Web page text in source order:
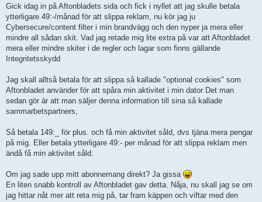
Gick idag in på Aftonbladets sida och fick i nyllet att jag skulle betala
ytterligare 49:-/månad för att slippa reklam, nu kör jag ju
Cybersecure/content filter i min brandvägg och den nyper ja mera eller
mindre all sådan skit. Vad jag retade mig lite extra på var att Aftonbladet
mera eller mindre skiter i de regler och lagar som finns gällande
Integritetsskydd
Jag skall alltså betala för att slippa så kallade "optional cookies" som
Aftonbladet använder för att spåra min aktivitet i min dator Det man
sedan gör är att man säljer denna information till sina så kallade
sammarbetspartners,
Så betala 149:_ för plus. och få min aktivitet såld, dvs tjäna mera pengar
på mig. Eller betala ytterligare 49:- per månad för att slippa reklam men
ändå få min aktivitet såld.
Om jag sade upp mitt abonnemang direkt? Ja gissa
En liten snabb kontroll av Aftonbladet gav detta. Nåja, nu skall jag se om
jag hittar nåt mer att reta mig på, tar fram käppen och viftar med den